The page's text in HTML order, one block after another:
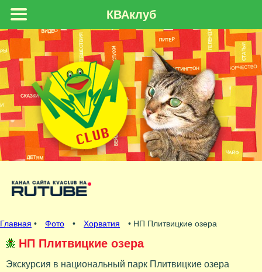
Главная • Фото • Хорватия • НП Плитвицкие озера
НП Плитвицкие озера
Экскурсия в национальный парк Плитвицкие озера
КВАклуб